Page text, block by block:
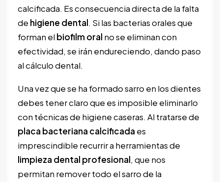
calcificada. Es consecuencia directa de la falta
de higiene dental. Si las bacterias orales que
forman elbiofilm oral no se eliminan con
efectividad, se irán endureciendo, dando paso
al cálculo dental.
Una vez que se ha formado sarro en los dientes
debes tener claro que es imposible eliminarlo
con técnicas de higiene caseras. Al tratarse de
placa bacteriana calcificada es
imprescindible recurrir a herramientas de
limpieza dental profesional, que nos
permitan remover todo el sarro de la